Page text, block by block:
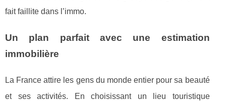
fait faillite dans l’immo.
Un plan parfait avec une estimation
immobilière
La France attire les gens du monde entier pour sa beauté
et ses activités. En choisissant un lieu touristique